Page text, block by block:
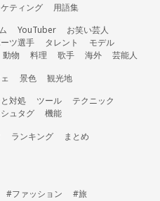
ティング
用語集
YouTuber
お笑い芸人
ツ選手 タレント
モデル
動物 料理 歌手 海外
芸能人
景色
観光地
対処 ツール
テクニック
ュタグ
機能
ランキング まとめ
#ファッション
#旅